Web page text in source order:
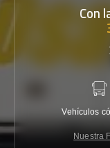
Con
Vehículos
Nuestra